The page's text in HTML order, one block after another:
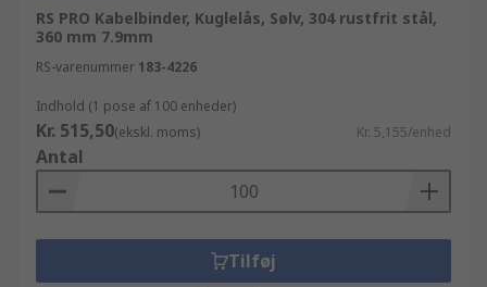
RS PRO Kabelbinder, Kuglelås, Sølv, 304 rustfrit stål,
360 mm 7.9mm
RS-varenummer 183-4226
Indhold (1 pose af 100 enheder)
Kr. 515,50(ekskl. moms) Kr. 5,155/enhed
Antal
Tilføj